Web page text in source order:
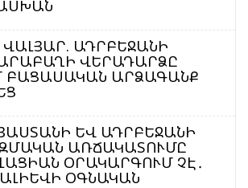
ԱԴՐԲԵՋԱՆԻ
ՎԵՐԱԴԱՐՁԸ
ԲԱՑԱՍԱԿԱՆ ԱՐՁԱԳԱՆՔ
ԵՎ ԱԴՐԲԵՋԱՆԻ
ԱՌՃԱԿԱՏՈՒՄԸ
ՕՐԱԿԱՐԳՈՒՄ ՉԷ․
ՕԳՆԱԿԱՆ